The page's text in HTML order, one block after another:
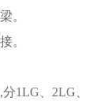
。
。
1LG、2LG、